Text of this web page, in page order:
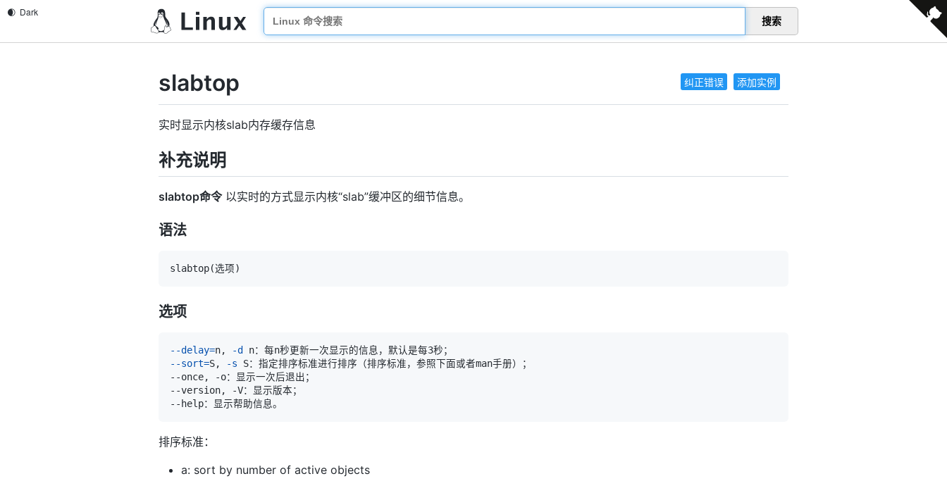
搜索
纠正错误 添加实例
slabtop
实时显示内核slab内存缓存信息
补充说明
slabtop命令以实时的方式显示内核“slab”缓冲区的细节信息。
语法
slabtop(选项)
选项
--delay=n, -d
--sort=S, -s
排序标准：
a: sort by number of active objects